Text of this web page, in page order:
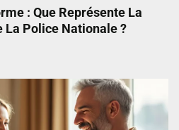
: Que Représente La
La Police Nationale ?